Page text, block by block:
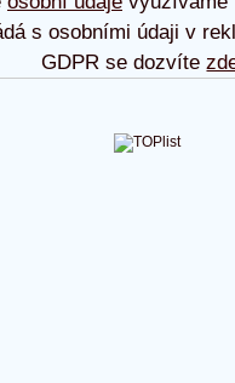
s osobními údaji v
GDPR se dozvíte